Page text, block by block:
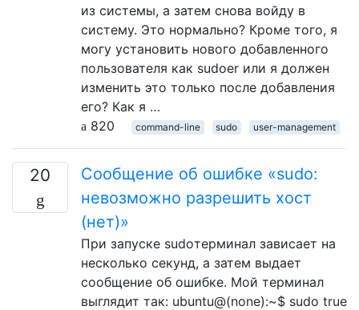
из системы, а затем снова войду в
систему. Это нормально? Кроме того, я
могу установить нового добавленного
пользователя как sudoer или я должен
изменить это только после добавления
его? Как я …
820
command-line sudo user-management
20
Сообщение об ошибке «sudo:
невозможно разрешить хост
(нет)»
При запуске sudoтерминал зависает на
несколько секунд, а затем выдает
сообщение об ошибке. Мой терминал
выглядит так: ubuntu@(none):~$ sudo true